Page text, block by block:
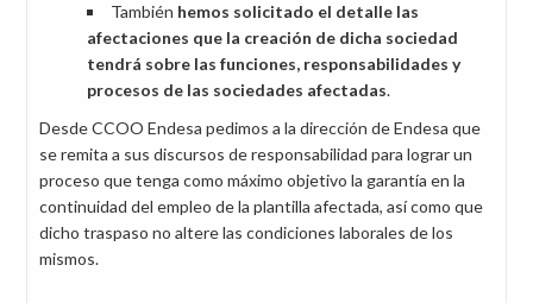
También hemos solicitado el detalle las
afectaciones que la creación de dicha sociedad
tendrá sobre las funciones, responsabilidades y
procesos de las sociedades afectadas.
Desde CCOO Endesa pedimos a la dirección de Endesa que
se remita a sus discursos de responsabilidad para lograr un
proceso que tenga como máximo objetivo la garantía en la
continuidad del empleo de la plantilla afectada, así como que
dicho traspaso no altere las condiciones laborales de los
mismos.